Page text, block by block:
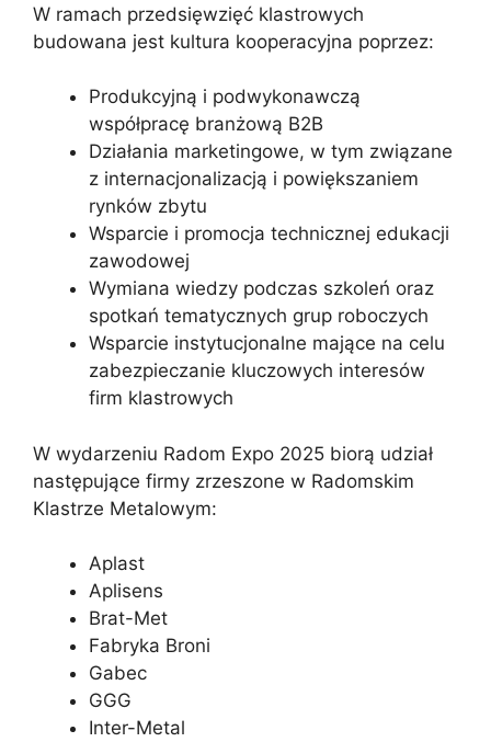
W ramach przedsięwzięć klastrowych
budowana jest kultura kooperacyjna poprzez:
Produkcyjną i podwykonawczą
współpracę branżową B2B
Działania marketingowe, w tym związane
z internacjonalizacją i powiększaniem
rynków zbytu
Wsparcie i promocja technicznej edukacji
zawodowej
Wymiana wiedzy podczas szkoleń oraz
spotkań tematycznych grup roboczych
Wsparcie instytucjonalne mające na celu
zabezpieczanie kluczowych interesów
firm klastrowych
W wydarzeniu Radom Expo 2025 biorą udział
następujące firmy zrzeszone w Radomskim
Klastrze Metalowym:
Aplast
Aplisens
Brat-Met
Fabryka Broni
Gabec
GGG
Inter-Metal